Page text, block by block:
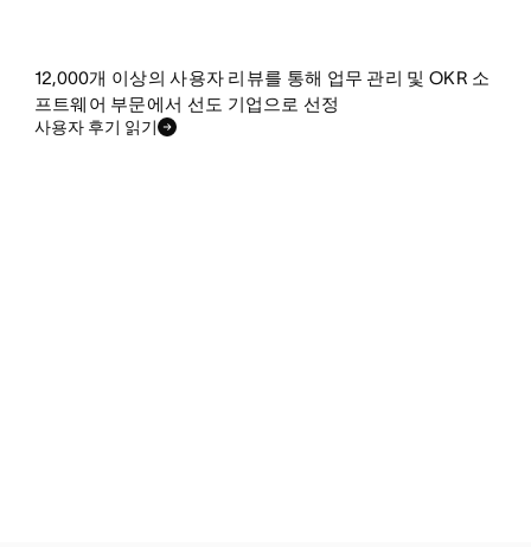
12,000개 이상의 사용자 리뷰를 통해 업무 관리 및 OKR 소
프트웨어 부문에서 선도 기업으로 선정
사용자 후기 읽기